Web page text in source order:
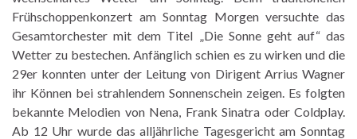
Frühschoppenkonzert am Sonntag Morgen versuchte das
Gesamtorchester mit dem Titel „Die Sonne geht auf“ das
Wetter zu bestechen. Anfänglich schien es zu wirken und die
29er konnten unter der Leitung von Dirigent Arrius Wagner
ihr Können bei strahlendem Sonnenschein zeigen. Es folgten
bekannte Melodien von Nena, Frank Sinatra oder Coldplay.
Ab 12 Uhr wurde das alljährliche Tagesgericht am Sonntag